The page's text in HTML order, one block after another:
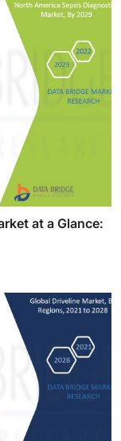
at a Glance: